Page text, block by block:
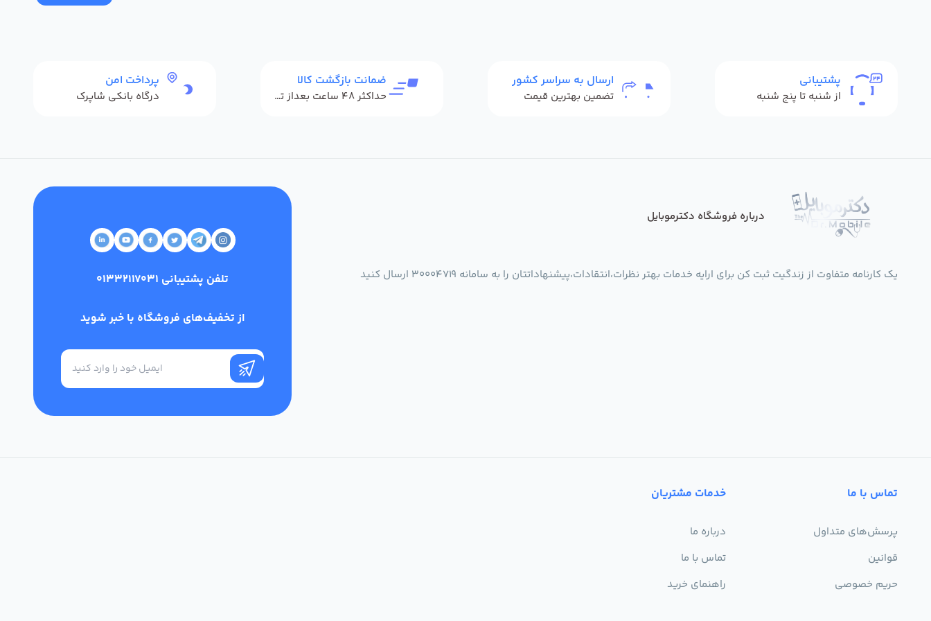
پشتیبانی
از شنبه تا پنج شنبه
ارسال به سراسر کشور
تضمین بهترین قیمت
ضمانت بازگشت کالا
حداکثر 48 ساعت بعداز تحویل
پرداخت امن
درگاه بانکی شاپرک
درباره فروشگاه دکترموبایل
یک کارنامه متفاوت از زندگیت ثبت کن برای ارایه خدمات بهتر نظرات،انتقادات،پیشنهاداتتان را به سامانه 30004719 ارسال کنید تلفن پشتیبانی 01332117031
از تخفیف‌های فروشگاه با خبر شوید
تماس با ما
پرسش‌های متداول
قوانین
حریم خصوصی
خدمات مشتریان
درباره ما
تماس با ما
راهنمای خرید